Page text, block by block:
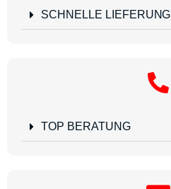
SCHNELLE LIEFERUNG
TOP BERATUNG